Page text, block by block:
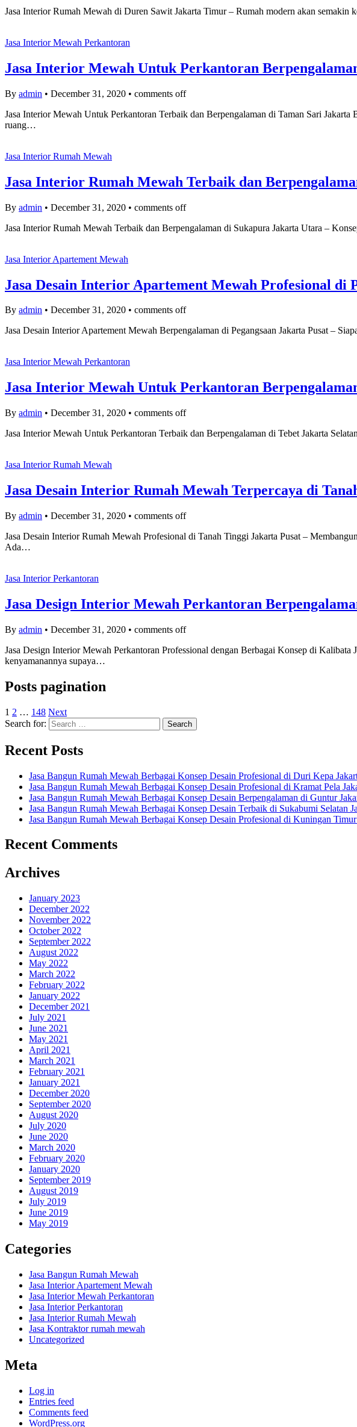
Jasa Interior Rumah Mewah di Duren Sawit Jakarta Timur – Rumah modern akan
Jasa Interior Mewah Perkantoran
Jasa Interior Mewah Untuk Perkantoran
By admin • December 31, 2020 • comments off
Jasa Interior Mewah Untuk Perkantoran Terbaik dan Berpengalaman di Taman Sari
ruang…
Jasa Interior Rumah Mewah
Jasa Interior Rumah Mewah Terbaik dan
By admin • December 31, 2020 • comments off
Jasa Interior Rumah Mewah Terbaik dan Berpengalaman di Sukapura Jakarta Utara –
Jasa Interior Apartement Mewah
Jasa Desain Interior Apartement Mewah Profesional di
By admin • December 31, 2020 • comments off
Jasa Desain Interior Apartement Mewah Berpengalaman di Pegangsaan Jakarta Pusat –
Jasa Interior Mewah Perkantoran
Jasa Interior Mewah Untuk Perkantoran
By admin • December 31, 2020 • comments off
Jasa Interior Mewah Untuk Perkantoran Terbaik dan Berpengalaman di Tebet Jakarta
Jasa Interior Rumah Mewah
Jasa Desain Interior Rumah Mewah Terpercaya di
By admin • December 31, 2020 • comments off
Jasa Desain Interior Rumah Mewah Profesional di Tanah Tinggi Jakarta Pusat –
Ada…
Jasa Interior Perkantoran
Jasa Design Interior Mewah Perkantoran
By admin • December 31, 2020 • comments off
Jasa Design Interior Mewah Perkantoran Professional dengan Berbagai Konsep di
kenyamanannya supaya…
Posts pagination
1 2 … 148 Next
Search for:
Recent Posts
Jasa Bangun Rumah Mewah Berbagai Konsep Desain Profesional di Duri Kepa
Jasa Bangun Rumah Mewah Berbagai Konsep Desain Profesional di Kramat Pela
Jasa Bangun Rumah Mewah Berbagai Konsep Desain Berpengalaman di Guntur
Jasa Bangun Rumah Mewah Berbagai Konsep Desain Terbaik di Sukabumi Selatan
Jasa Bangun Rumah Mewah Berbagai Konsep Desain Profesional di Kuningan
Recent Comments
Archives
January 2023
December 2022
November 2022
October 2022
September 2022
August 2022
May 2022
March 2022
February 2022
January 2022
December 2021
July 2021
June 2021
May 2021
April 2021
March 2021
February 2021
January 2021
December 2020
September 2020
August 2020
July 2020
June 2020
March 2020
February 2020
January 2020
September 2019
August 2019
July 2019
June 2019
May 2019
Categories
Jasa Bangun Rumah Mewah
Jasa Interior Apartement Mewah
Jasa Interior Mewah Perkantoran
Jasa Interior Perkantoran
Jasa Interior Rumah Mewah
Jasa Kontraktor rumah mewah
Uncategorized
Meta
Log in
Entries feed
Comments feed
WordPress.org